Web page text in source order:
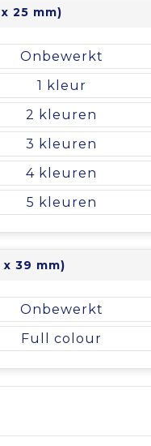
25 mm)
Onbewerkt
1
2
3
4
5
39 mm)
Onbewerkt
Full colour